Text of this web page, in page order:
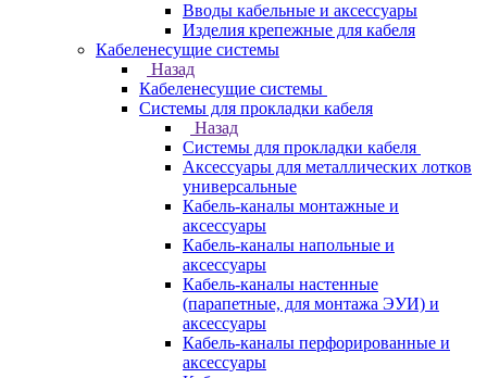
Вводы кабельные и аксессуары
Изделия крепежные для кабеля
Кабеленесущие системы
Назад
Кабеленесущие системы
Системы для прокладки кабеля
Назад
Системы для прокладки кабеля
Аксессуары для металлических лотков
универсальные
Кабель-каналы монтажные и
аксессуары
Кабель-каналы напольные и
аксессуары
Кабель-каналы настенные
(парапетные, для монтажа ЭУИ) и
аксессуары
Кабель-каналы перфорированные и
аксессуары